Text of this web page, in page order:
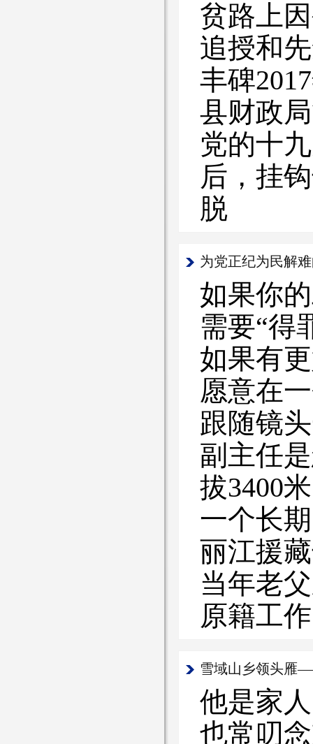
贫路上
追授和
丰碑
县财政
党的十
后，挂
脱
为党正纪为民解
如果你
需要“得
如果有
愿意在
跟随镜
副主任
拔3400
一个长
丽江援
当年老
原籍工
雪域山乡领头雁
他是家
也常叨